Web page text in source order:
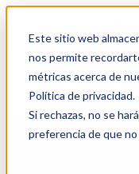
Este sitio web
nos permite
métricas acerca de
Política de privacidad.
Si rechazas, no se
preferencia de que
Categorías
Manual de